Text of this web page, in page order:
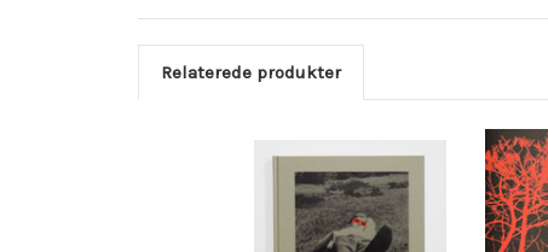
Relaterede produkter